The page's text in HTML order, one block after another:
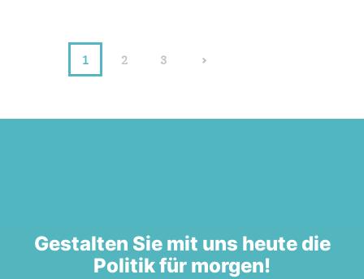
1 2 3
>
Gestalten Sie mit uns heute die
Politik für morgen!